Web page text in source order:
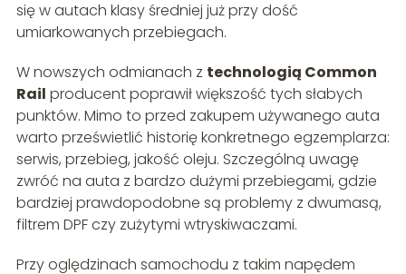
się w autach klasy średniej już przy dość
umiarkowanych przebiegach.
W nowszych odmianach z technologią Common
Rail producent poprawił większość tych słabych
punktów. Mimo to przed zakupem używanego auta
warto prześwietlić historię konkretnego egzemplarza:
serwis, przebieg, jakość oleju. Szczególną uwagę
zwróć na auta z bardzo dużymi przebiegami, gdzie
bardziej prawdopodobne są problemy z dwumasą,
filtrem DPF czy zużytymi wtryskiwaczami.
Przy oględzinach samochodu z takim napędem